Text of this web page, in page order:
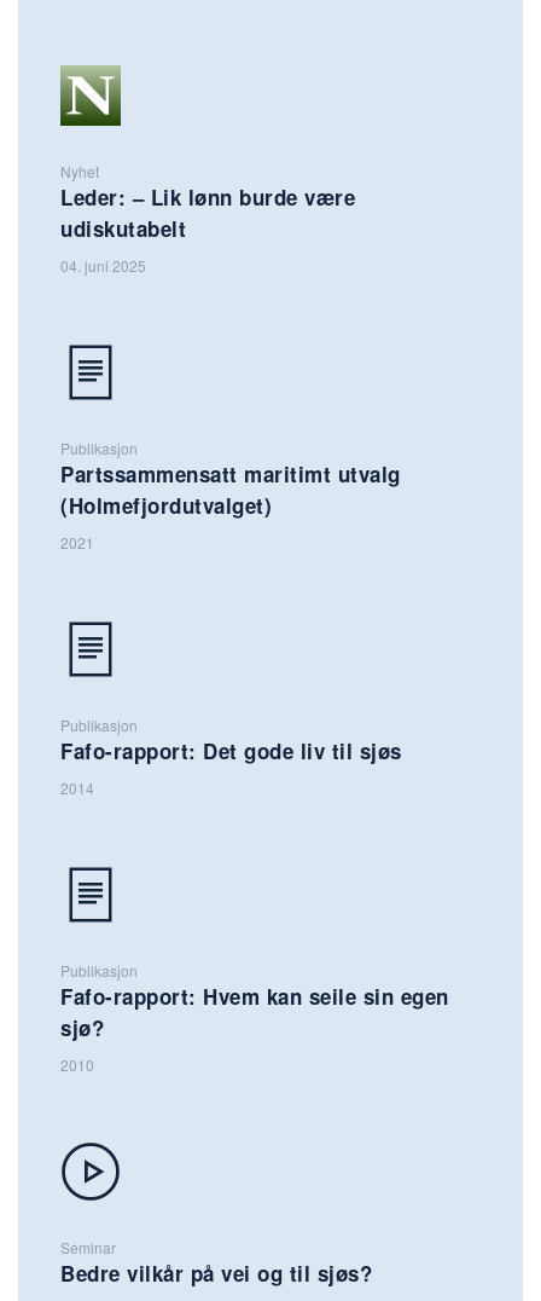
Nyhet
Leder: – Lik lønn burde være
udiskutabelt
04. juni 2025
Publikasjon
Partssammensatt maritimt utvalg
(Holmefjordutvalget)
2021
Publikasjon
Fafo-rapport: Det gode liv til sjøs
2014
Publikasjon
Fafo-rapport: Hvem kan seile sin egen
sjø?
2010
Seminar
Bedre vilkår på vei og til sjøs?